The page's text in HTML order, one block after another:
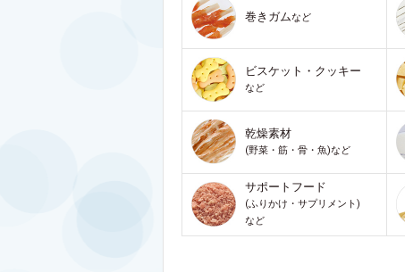
巻きガムなど
ビスケット・クッキー
など
乾燥素材
(野菜・筋・骨・魚)など
サポートフード
(ふりかけ・サプリメント)
など